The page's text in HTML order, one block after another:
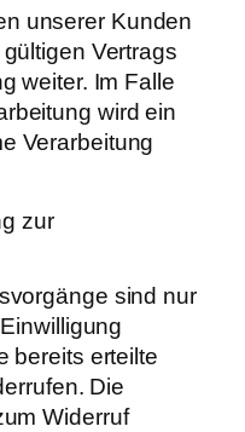
unserer Kunden
Vertrags
weiter. Im Falle
wird ein
Verarbeitung
zur
sind nur
bereits erteilte
Die
Widerruf